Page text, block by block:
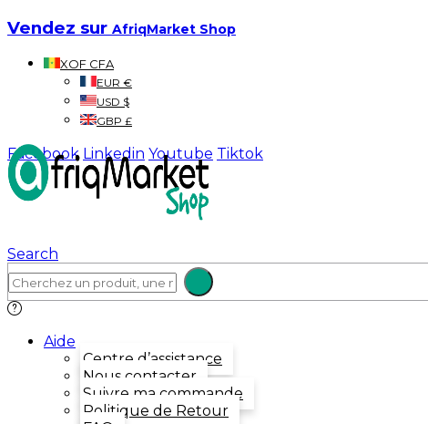
Vendez sur AfriqMarket Shop
XOF CFA
EUR €
USD $
GBP £
Facebook Linkedin Youtube Tiktok
Search
Aide
Centre d’assistance
Nous contacter
Suivre ma commande
Politique de Retour